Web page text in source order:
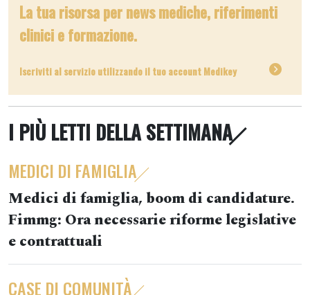
La tua risorsa per news mediche, riferimenti
clinici e formazione.
Iscriviti al servizio utilizzando il tuo account Medikey
I PIÙ LETTI DELLA SETTIMANA
MEDICI DI FAMIGLIA
Medici di famiglia, boom di candidature.
Fimmg: Ora necessarie riforme legislative
e contrattuali
CASE DI COMUNITÀ